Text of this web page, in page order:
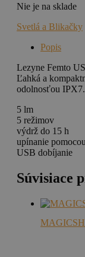
Nie je na sklade
Svetlá a Blikačky
Popis
Lezyne Femto
Ľahká a
odolnosťou
5 lm
5 režimov
výdrž do 15 h
upínanie
USB dobíjanie
Súvisiace